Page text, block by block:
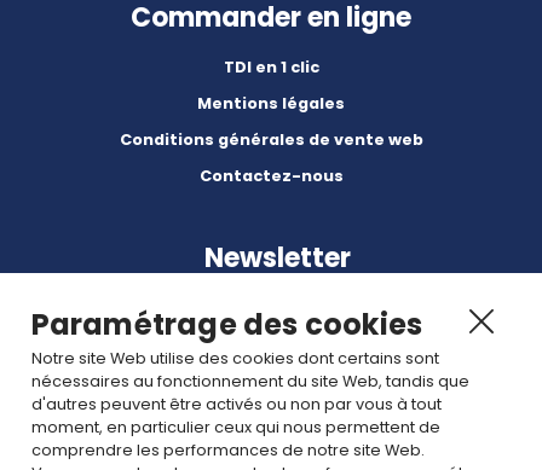
Commander en ligne
TDI en 1 clic
Mentions légales
Conditions générales de vente web
Contactez-nous
Newsletter
Abonnez-vous à nos dernières nouvelles et articles.
Paramétrage des cookies
Notre site Web utilise des cookies dont certains sont
nécessaires au fonctionnement du site Web, tandis que
d'autres peuvent être activés ou non par vous à tout
moment, en particulier ceux qui nous permettent de
comprendre les performances de notre site Web.